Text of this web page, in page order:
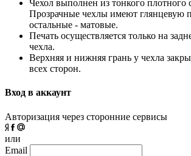
Чехол выполнен из тонкого плотного
Прозрачные чехлы имеют глянцевую
остальные - матовые.
Печать осуществляется только на
чехла.
Верхняя и нижняя грань у чехла
всех сторон.
Вход в аккаунт
Авторизация через сторонние сервисы
или
Email